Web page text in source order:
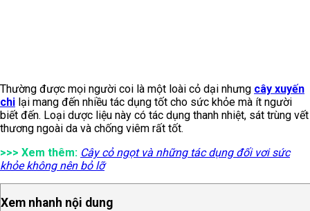
Thường được mọi người coi là một loài cỏ dại nhưng cây xuyến
chi lại mang đến nhiều tác dụng tốt cho sức khỏe mà ít người
biết đến. Loại dược liệu này có tác dụng thanh nhiệt, sát trùng vết
thương ngoài da và chống viêm rất tốt.
>>> Xem thêm: Cây cỏ ngọt và những tác dụng đối vơi sức
khỏe không nên bỏ lỡ
Xem nhanh nội dung